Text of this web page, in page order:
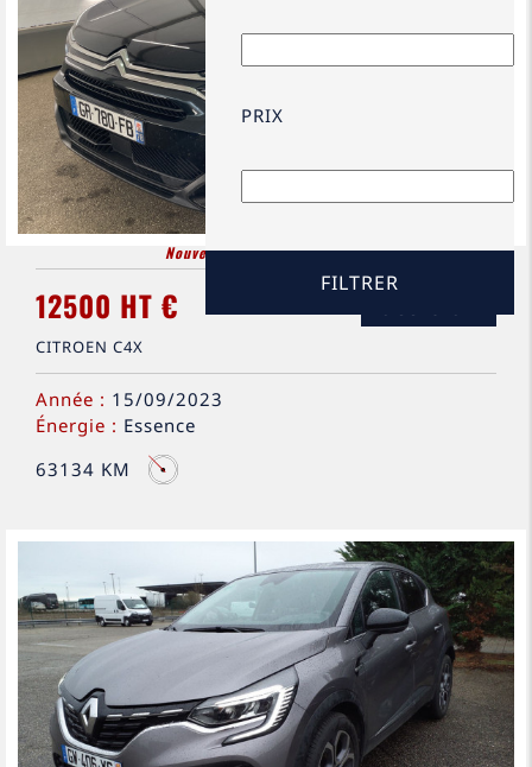
PRIX
Nouveauté&Coup de coeur
12500 HT €
CITROEN C4X
Année : 15/09/2023
Énergie : Essence
63134 KM